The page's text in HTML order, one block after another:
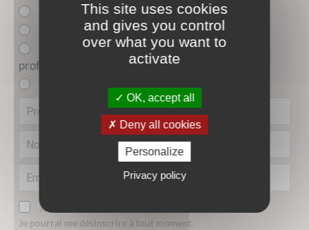
- de 26 ans
+ de 26 ans
Acteur.trice de l'insertion sociale et
professionnelle
Je consens à recevoir la lettre d'information.
Je pourrai me désinscrire à tout moment.
This site uses cookies
and gives you control
over what you want to
activate
OK, accept all
Deny all cookies
Personalize
Privacy policy